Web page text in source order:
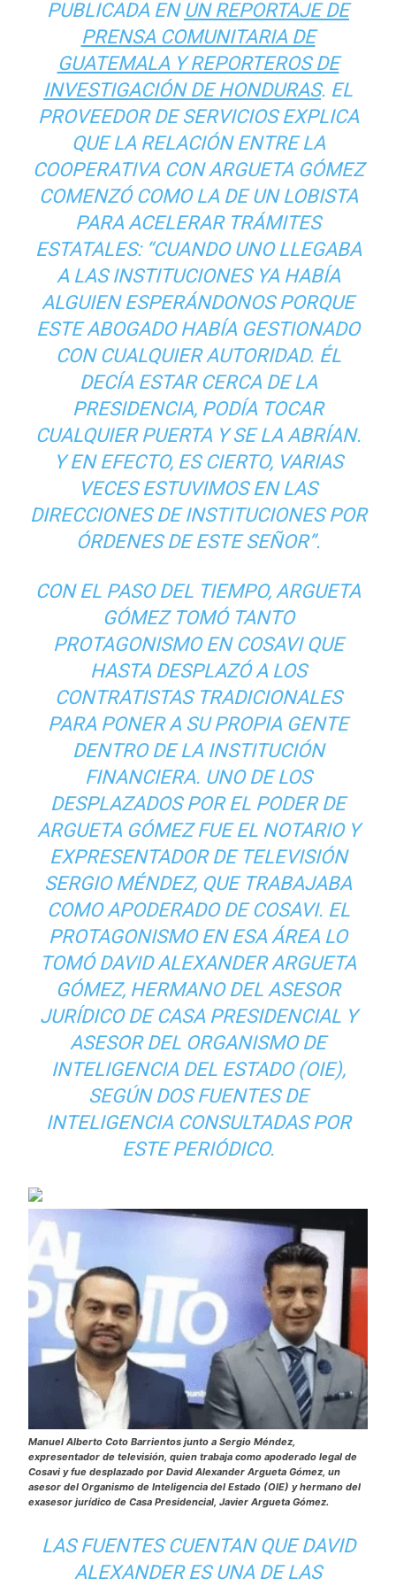
PUBLICADA EN UN REPORTAJE DE
PRENSA COMUNITARIA DE
GUATEMALA Y REPORTEROS DE
INVESTIGACIÓN DE HONDURAS. EL
PROVEEDOR DE SERVICIOS EXPLICA
QUE LA RELACIÓN ENTRE LA
COOPERATIVA CON ARGUETA GÓMEZ
COMENZÓ COMO LA DE UN LOBISTA
PARA ACELERAR TRÁMITES
ESTATALES: “CUANDO UNO LLEGABA
A LAS INSTITUCIONES YA HABÍA
ALGUIEN ESPERÁNDONOS PORQUE
ESTE ABOGADO HABÍA GESTIONADO
CON CUALQUIER AUTORIDAD. ÉL
DECÍA ESTAR CERCA DE LA
PRESIDENCIA, PODÍA TOCAR
CUALQUIER PUERTA Y SE LA ABRÍAN.
Y EN EFECTO, ES CIERTO, VARIAS
VECES ESTUVIMOS EN LAS
DIRECCIONES DE INSTITUCIONES POR
ÓRDENES DE ESTE SEÑOR”.
CON EL PASO DEL TIEMPO, ARGUETA
GÓMEZ TOMÓ TANTO
PROTAGONISMO EN COSAVI QUE
HASTA DESPLAZÓ A LOS
CONTRATISTAS TRADICIONALES
PARA PONER A SU PROPIA GENTE
DENTRO DE LA INSTITUCIÓN
FINANCIERA. UNO DE LOS
DESPLAZADOS POR EL PODER DE
ARGUETA GÓMEZ FUE EL NOTARIO Y
EXPRESENTADOR DE TELEVISIÓN
SERGIO MÉNDEZ, QUE TRABAJABA
COMO APODERADO DE COSAVI. EL
PROTAGONISMO EN ESA ÁREA LO
TOMÓ DAVID ALEXANDER ARGUETA
GÓMEZ, HERMANO DEL ASESOR
JURÍDICO DE CASA PRESIDENCIAL Y
ASESOR DEL ORGANISMO DE
INTELIGENCIA DEL ESTADO (OIE),
SEGÚN DOS FUENTES DE
INTELIGENCIA CONSULTADAS POR
ESTE PERIÓDICO.
Manuel Alberto Coto Barrientos junto a Sergio Méndez,
expresentador de televisión, quien trabaja como apoderado legal de
Cosavi y fue desplazado por David Alexander Argueta Gómez, un
asesor del Organismo de Inteligencia del Estado (OIE) y hermano del
exasesor jurídico de Casa Presidencial, Javier Argueta Gómez.
LAS FUENTES CUENTAN QUE DAVID
ALEXANDER ES UNA DE LAS